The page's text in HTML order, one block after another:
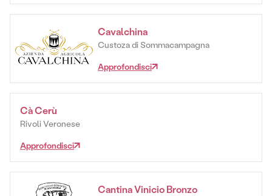
Cavalchina
Custoza di Sommacampagna
Approfondisci
Cà Cerù
Rivoli Veronese
Approfondisci
Cantina Vinicio Bronzo